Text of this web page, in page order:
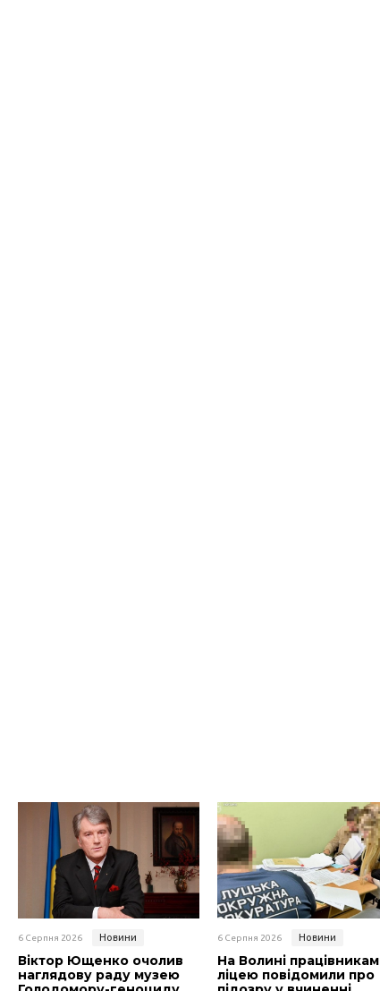
6 Серпня 2026 Новини
Віктор Ющенко очолив
наглядову раду музею
6 Серпня 2026 Новини
На Волині працівникам
ліцею повідомили про